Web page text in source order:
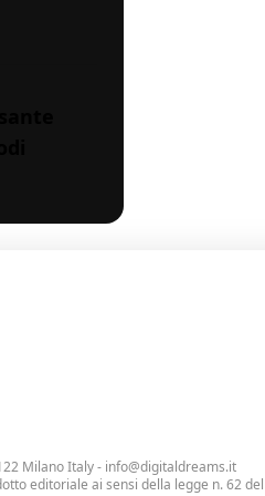
Milano Italy - info@digitaldreams.it
editoriale ai sensi della legge n. 62 del